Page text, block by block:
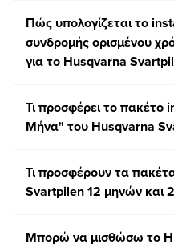
Πώς υπολογίζεται το
συνδρομής ορισμένου
για το Husqvarna
Τι προσφέρει το
Μήνα" του Husqvarna
Τι προσφέρουν τα
Svartpilen 12 μηνών και
Μπορώ να μισθώσω το